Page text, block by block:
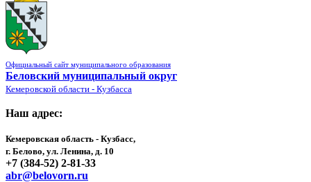
Официальный сайт муниципального образования
Беловский муниципальный округ
Кемеровской области - Кузбасса
Наш адрес:
Кемеровская область - Кузбасс,
г. Белово, ул. Ленина, д. 10
+7 (384-52) 2-81-33
abr@belovorn.ru